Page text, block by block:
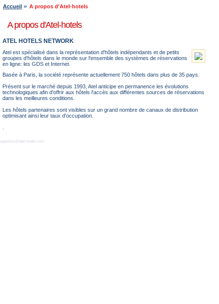
Accueil A propos d'Atel-hotels
A propos d'Atel-hotels
ATEL HOTELS NETWORK
Atel est spécialisé dans la représentation d'hôtels indépendants et de petits
groupes d'hôtels dans le monde sur l'ensemble des systèmes de réservations
en ligne: les GDS et Internet.
Basée à Paris, la société représente actuellement 750 hôtels dans plus de 35 pays.
Présent sur le marché depuis 1993, Atel anticipe en permanence les évolutions
technologiques afin d'offrir aux hôtels l'accès aux différentes sources de réservations
dans les meilleures conditions.
Les hôtels partenaires sont visibles sur un grand nombre de canaux de distribution
optimisant ainsi leur taux d'occupation.
spambox@atel-hotels.com